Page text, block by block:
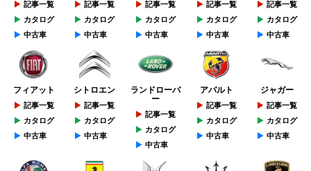
記事一覧
カタログ
中古車
記事一覧
カタログ
中古車
記事一覧
カタログ
中古車
記事一覧
カタログ
中古車
記事一覧
カタログ
中古車
フィアット
記事一覧
カタログ
中古車
シトロエン
記事一覧
カタログ
中古車
ランドローバ
ー
記事一覧
カタログ
中古車
アバルト
記事一覧
カタログ
中古車
ジャガー
記事一覧
カタログ
中古車